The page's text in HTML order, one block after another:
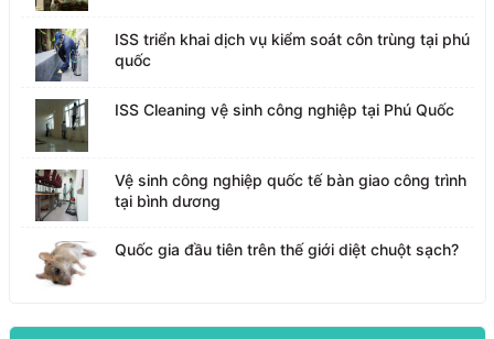
ISS triển khai dịch vụ kiểm soát côn trùng tại phú
quốc
ISS Cleaning vệ sinh công nghiệp tại Phú Quốc
Vệ sinh công nghiệp quốc tế bàn giao công trình
tại bình dương
Quốc gia đầu tiên trên thế giới diệt chuột sạch?